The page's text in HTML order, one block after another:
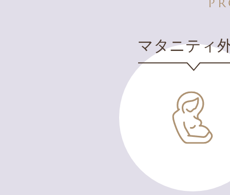
マタニティ